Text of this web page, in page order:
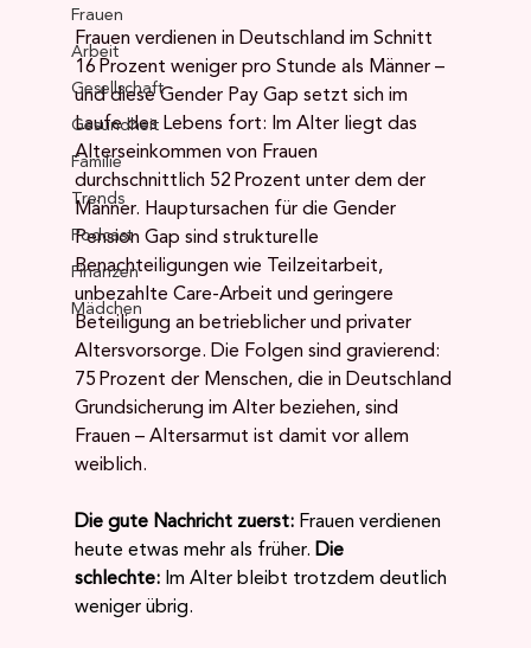
Frauen
Arbeit
Gesellschaft
Gesundheit
Familie
Trends
Podcast
Finanzen
Mädchen
Frauen verdienen in Deutschland im Schnitt
16 Prozent weniger pro Stunde als Männer –
und diese Gender Pay Gap setzt sich im
Laufe des Lebens fort: Im Alter liegt das
Alterseinkommen von Frauen
durchschnittlich 52 Prozent unter dem der
Männer. Hauptursachen für die Gender
Pension Gap sind strukturelle
Benachteiligungen wie Teilzeitarbeit,
unbezahlte Care-Arbeit und geringere
Beteiligung an betrieblicher und privater
Altersvorsorge. Die Folgen sind gravierend:
75 Prozent der Menschen, die in Deutschland
Grundsicherung im Alter beziehen, sind
Frauen – Altersarmut ist damit vor allem
weiblich.
Die gute Nachricht zuerst: Frauen verdienen
heute etwas mehr als früher. Die
schlechte: Im Alter bleibt trotzdem deutlich
weniger übrig.